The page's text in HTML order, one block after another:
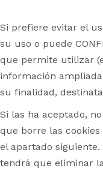
Si prefiere evitar el
su uso o puede
que permite utilizar
información
su finalidad,
Si las ha aceptado,
que borre las
el apartado
tendrá que eliminar